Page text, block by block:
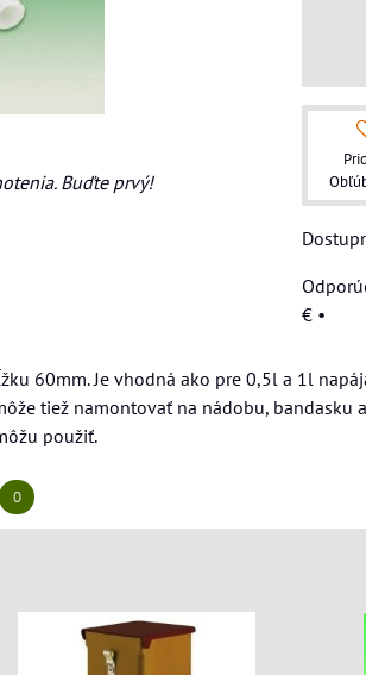
Buďte prvý!
€ •
60mm. Je vhodná ako pre 0,5l a 1l
tiež namontovať na nádobu, bandasku
použiť.
0